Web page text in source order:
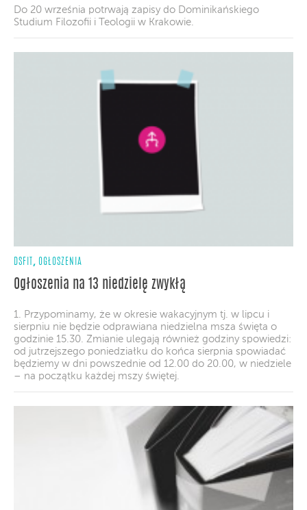
Do 20 września potrwają zapisy do Dominikańskiego
Studium Filozofii i Teologii w Krakowie.
DSFIT , OGŁOSZENIA
Ogłoszenia na 13 niedzielę zwykłą
1. Przypominamy, że w okresie wakacyjnym tj. w lipcu i
sierpniu nie będzie odprawiana niedzielna msza święta o
godzinie 15.30. Zmianie ulegają również godziny spowiedzi:
od jutrzejszego poniedziałku do końca sierpnia spowiadać
będziemy w dni powszednie od 12.00 do 20.00, w niedziele
– na początku każdej mszy świętej.